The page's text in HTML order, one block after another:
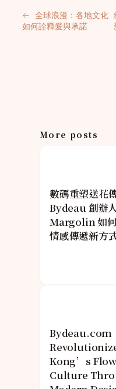
← 全球浪漫：各地文化
如何詮釋愛與承諾
More posts
數碼重塑送花
Bydeau 創辦
Margolin 如
情感傳遞新方
Bydeau.com
Kong’s
Culture